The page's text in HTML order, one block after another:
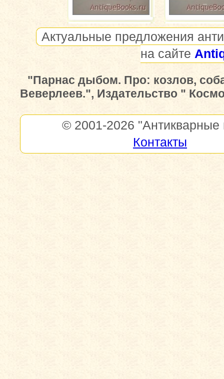
Актуальные предложения
на сайте
"Парнас дыбом. Про: козлов,
Веверлеев.", Издательство "
© 2001-2026 "Антикварные
Контакты